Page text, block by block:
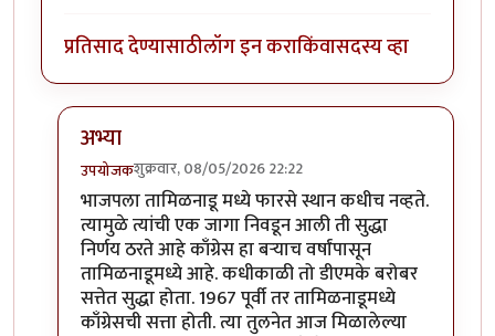
प्रतिसाद देण्यासाठीलॉग इन कराकिंवासदस्य व्हा
अभ्या
उपयोजकशुक्रवार, 08/05/2026 22:22
In reply toएकच नंबरbyअभ्या..
भाजपला तामिळनाडू मध्ये फारसे स्थान कधीच नव्हते.
त्यामुळे त्यांची एक जागा निवडून आली ती सुद्धा
निर्णय ठरते आहे काँग्रेस हा बऱ्याच वर्षांपासून
तामिळनाडूमध्ये आहे. कधीकाळी तो डीएमके बरोबर
सत्तेत सुद्धा होता. 1967 पूर्वी तर तामिळनाडूमध्ये
काँग्रेसची सत्ता होती. त्या तुलनेत आज मिळालेल्या